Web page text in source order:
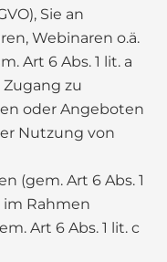
Sie an
Webinaren o.ä.
Art 6 Abs. 1 lit. a
Zugang zu
oder Angeboten
Nutzung von
(gem. Art 6 Abs. 1
im Rahmen
Art 6 Abs. 1 lit. c